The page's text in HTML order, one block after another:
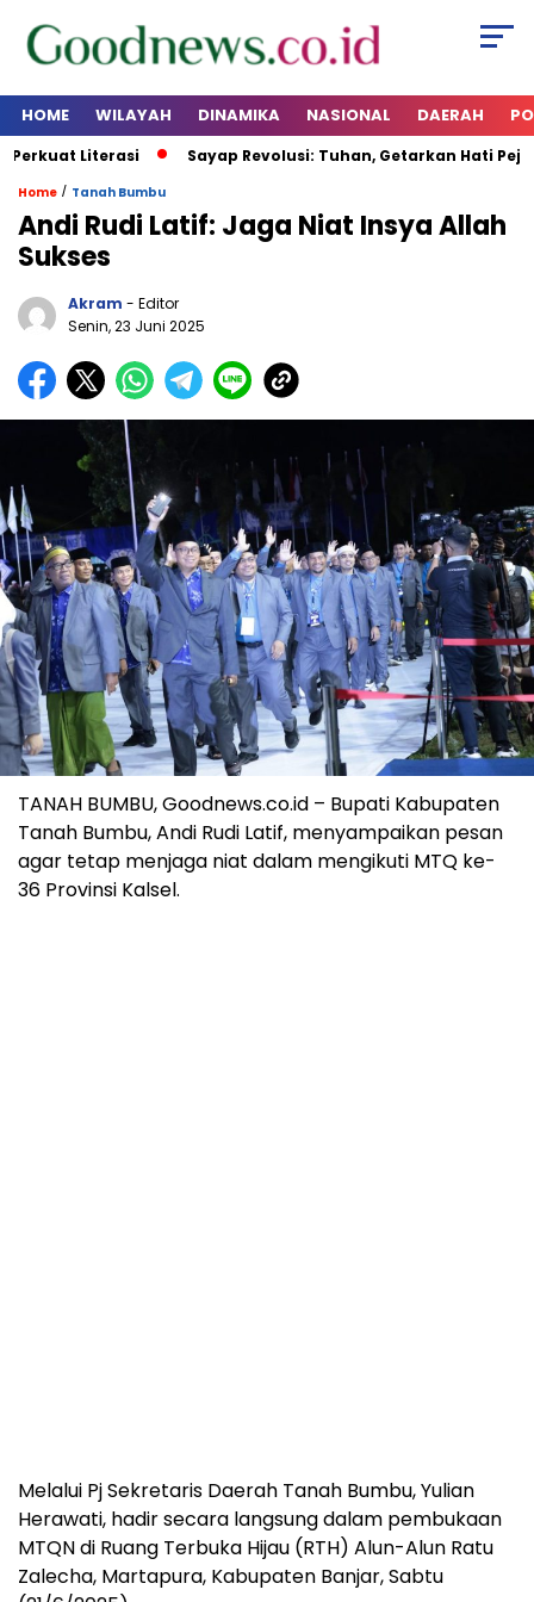
HOME WILAYAH DINAMIKA NASIONAL DAERAH
Literasi Sayap Revolusi: Tuhan, Getarkan Hati
Home / Tanah Bumbu
Andi Rudi Latif: Jaga Niat Insya Allah
Sukses
Akram - Editor
Senin, 23 Juni 2025
TANAH BUMBU, Goodnews.co.id – Bupati Kabupaten
Tanah Bumbu, Andi Rudi Latif, menyampaikan pesan
agar tetap menjaga niat dalam mengikuti MTQ ke-
36 Provinsi Kalsel.
Melalui Pj Sekretaris Daerah Tanah Bumbu, Yulian
Herawati, hadir secara langsung dalam pembukaan
MTQN di Ruang Terbuka Hijau (RTH) Alun-Alun Ratu
Zalecha, Martapura, Kabupaten Banjar, Sabtu